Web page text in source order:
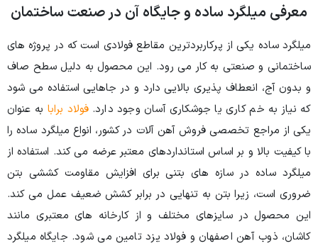
و جایگاه آن در صنعت ساختمان
مقاطع فولادی است که در پروژه های
می رود. این محصول به دلیل سطح صاف
بالایی دارد و در جاهایی استفاده می شود
آسان وجود دارد.فولاد برابابه عنوان
آهن آلات در کشور، انواع میلگرد ساده را
معتبر عرضه می کند. استفاده از
بتنی برای افزایش مقاومت کششی بتن
تنهایی در برابر کشش ضعیف عمل می کند.
مختلف و از کارخانه های معتبری مانند
و فولاد یزد تامین می شود. جایگاه میلگرد